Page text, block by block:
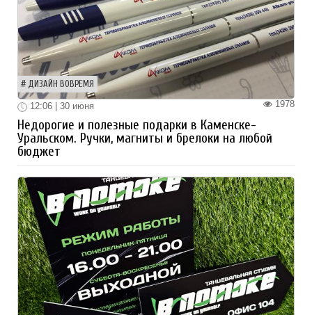
ДИЗАЙН ВОВРЕМЯ
1978
12:06 | 30 июня
Недорогие и полезные подарки в Каменске-
Уральском. Ручки, магниты и брелоки на любой
бюджет